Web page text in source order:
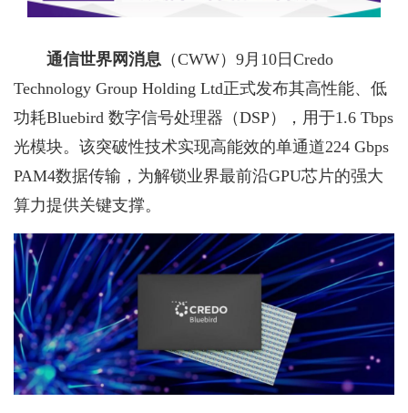
通信世界网消息 （CWW） 9月10日Credo
Technology Group Holding Ltd正式发布其高性能、低
功耗Bluebird 数字信号处理器（DSP），用于1.6 Tbps
光模块。该突破性技术实现高能效的单通道224 Gbps
PAM4数据传输，为解锁业界最前沿GPU芯片的强大
算力提供关键支撑。